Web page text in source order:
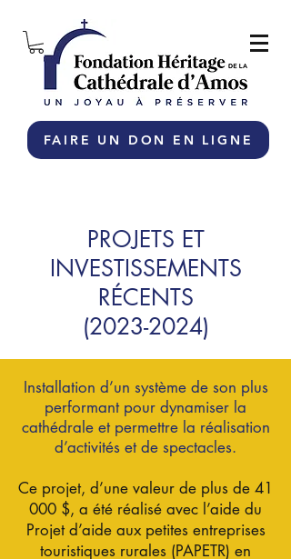
FAIRE UN DON EN LIGNE
PROJETS ET
INVESTISSEMENTS
RÉCENTS
(2023-2024)
​​Installation d’un système de son plus
performant pour dynamiser la
cathédrale et permettre la réalisation
d’activités et de spectacles.
Ce projet, d’une valeur de plus de 41
000 $, a été réalisé avec l’aide du
Projet d’aide aux petites entreprises
touristiques rurales (PAPETR) en